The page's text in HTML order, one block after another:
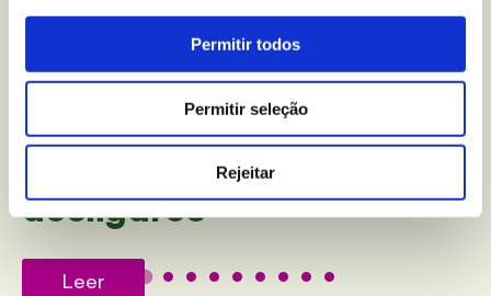
Permitir todos
Permitir seleção
Rejeitar
Faz reset do teu sistema
nervoso com estes
rituais saudáveis para te
desligares
BEM-ESTAR E LAZER
Leer